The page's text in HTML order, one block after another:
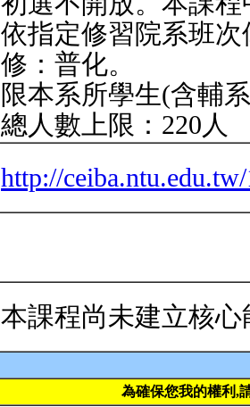
依指定修習院系班
修：普化。
限本系所學生(含輔
總人數上限：220人
http://
本課程尚未建立核心
為確保您我的權利,